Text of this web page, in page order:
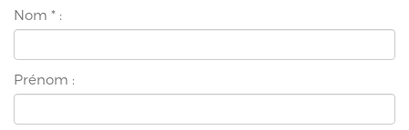
Nom * :
Prénom :